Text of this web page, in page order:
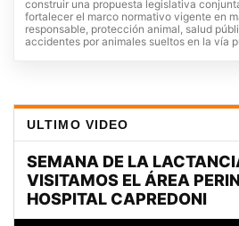
construir una propuesta legislativa
fortalecer el marco normativo vigente en
responsable, protección animal, salud
accidentes por animales sueltos en la vía
ULTIMO VIDEO